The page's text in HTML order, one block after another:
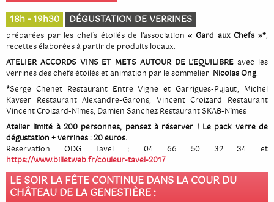
18h - 19h30 DÉGUSTATION DE VERRINES
préparées par les chefs étoilés de l’association« Gard aux Chefs »*,
recettes élaborées à partir de produits locaux.
ATELIER ACCORDS VINS ET METS AUTOUR DE L’EQUILIBREavec les
verrines des chefs étoilés et animation par le sommelier Nicolas Ong.
*Serge Chenet Restaurant Entre Vigne et Garrigues-Pujaut, Michel
Kayser Restaurant Alexandre-Garons, Vincent Croizard Restaurant
Vincent Croizard-Nîmes, Damien Sanchez Restaurant SKAB-Nîmes
Atelier limité à 200 personnes, pensez à réserver ! Le pack verre de
dégustation + verrines : 20 euros.
Réservation ODG Tavel : 04 66 50 32 34 et
https://www.billetweb.fr/couleur-tavel-2017
LE SOIR LA FÊTE CONTINUE DANS LA COUR DU
CHÂTEAU DE LA GENESTIÈRE :